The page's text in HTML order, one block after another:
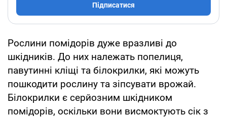
Підписатися
Рослини помідорів дуже вразливі до
шкідників. До них належать попелиця,
павутинні кліщі та білокрилки, які можуть
пошкодити рослину та зіпсувати врожай.
Білокрилки є серйозним шкідником
помідорів, оскільки вони висмоктують сік з